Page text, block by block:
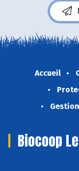
Accueil
Biocoop